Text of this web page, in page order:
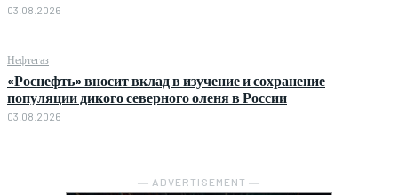
03.08.2026
Нефтегаз
«Роснефть» вносит вклад в изучение и сохранение
популяции дикого северного оленя в России
03.08.2026
― ADVERTISEMENT ―